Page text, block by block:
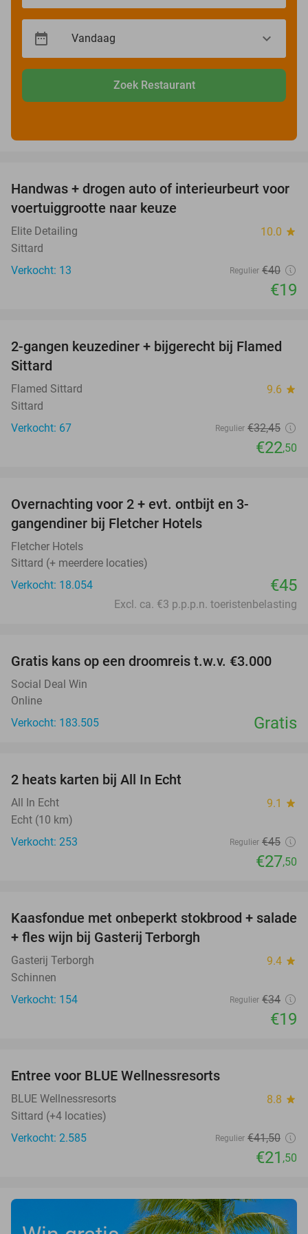
Zoek Restaurant
53%
Handwas + drogen auto of interieurbeurt voor
voertuiggrootte naar keuze
Elite Detailing 10.0 star
Sittard
Verkocht: 13
Regulier €40
€19
31%
2-gangen keuzediner + bijgerecht bij Flamed
Sittard
Flamed Sittard 9.6 star
Sittard
Verkocht: 67
Regulier €32,45
€22,50
Overnachting voor 2 + evt. ontbijt en 3-
gangendiner bij Fletcher Hotels
Fletcher Hotels
Sittard (+ meerdere locaties)
Verkocht: 18.054
€45
Excl. ca. €3 p.p.p.n. toeristenbelasting
Gratis kans op een droomreis t.w.v. €3.000
Social Deal Win
Online
Verkocht: 183.505
Gratis
2 heats karten bij All In Echt
All In Echt 9.1 star
Echt (10 km)
Verkocht: 253
Regulier €45
€27,50
44%
Kaasfondue met onbeperkt stokbrood + salade
+ fles wijn bij Gasterij Terborgh
Gasterij Terborgh 9.4 star
Schinnen
Verkocht: 154
Regulier €34
€19
Entree voor BLUE Wellnessresorts
BLUE Wellnessresorts 8.8 star
Sittard (+4 locaties)
Verkocht: 2.585
Regulier €41,50
€21 ,50